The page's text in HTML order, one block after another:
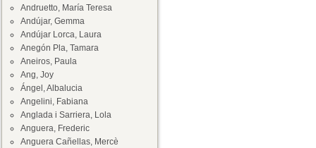
Andruetto, María Teresa
Andújar, Gemma
Andújar Lorca, Laura
Anegón Pla, Tamara
Aneiros, Paula
Ang, Joy
Ángel, Albalucia
Angelini, Fabiana
Anglada i Sarriera, Lola
Anguera, Frederic
Anguera Cañellas, Mercè